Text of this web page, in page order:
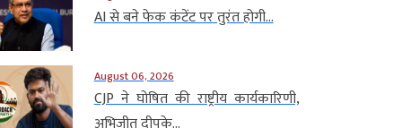
AI से बने फेक कंटेंट पर तुरंत होगी...
August 06, 2026
CJP ने घोषित की राष्ट्रीय कार्यकारिणी,